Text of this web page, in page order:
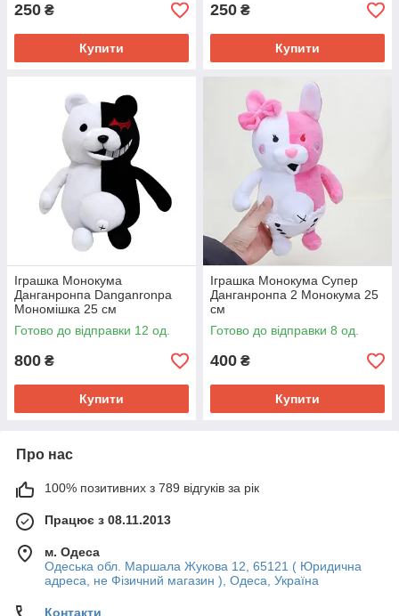
250 ₴
Купити
250 ₴
Купити
Іграшка Монокума
Данганронпа Danganronpa
Мономішка 25 см
Готово до відправки 12 од.
800 ₴
Купити
Іграшка Монокума Супер
Данганронпа 2 Монокума 25
см
Готово до відправки 8 од.
400 ₴
Купити
Про нас
100% позитивних з 789 відгуків за рік
Працює з 08.11.2013
м. Одеса
Одеська обл. Маршала Жукова 12, 65121 ( Юридична
адреса, не Фізичний магазин ), Одеса, Україна
Контакти